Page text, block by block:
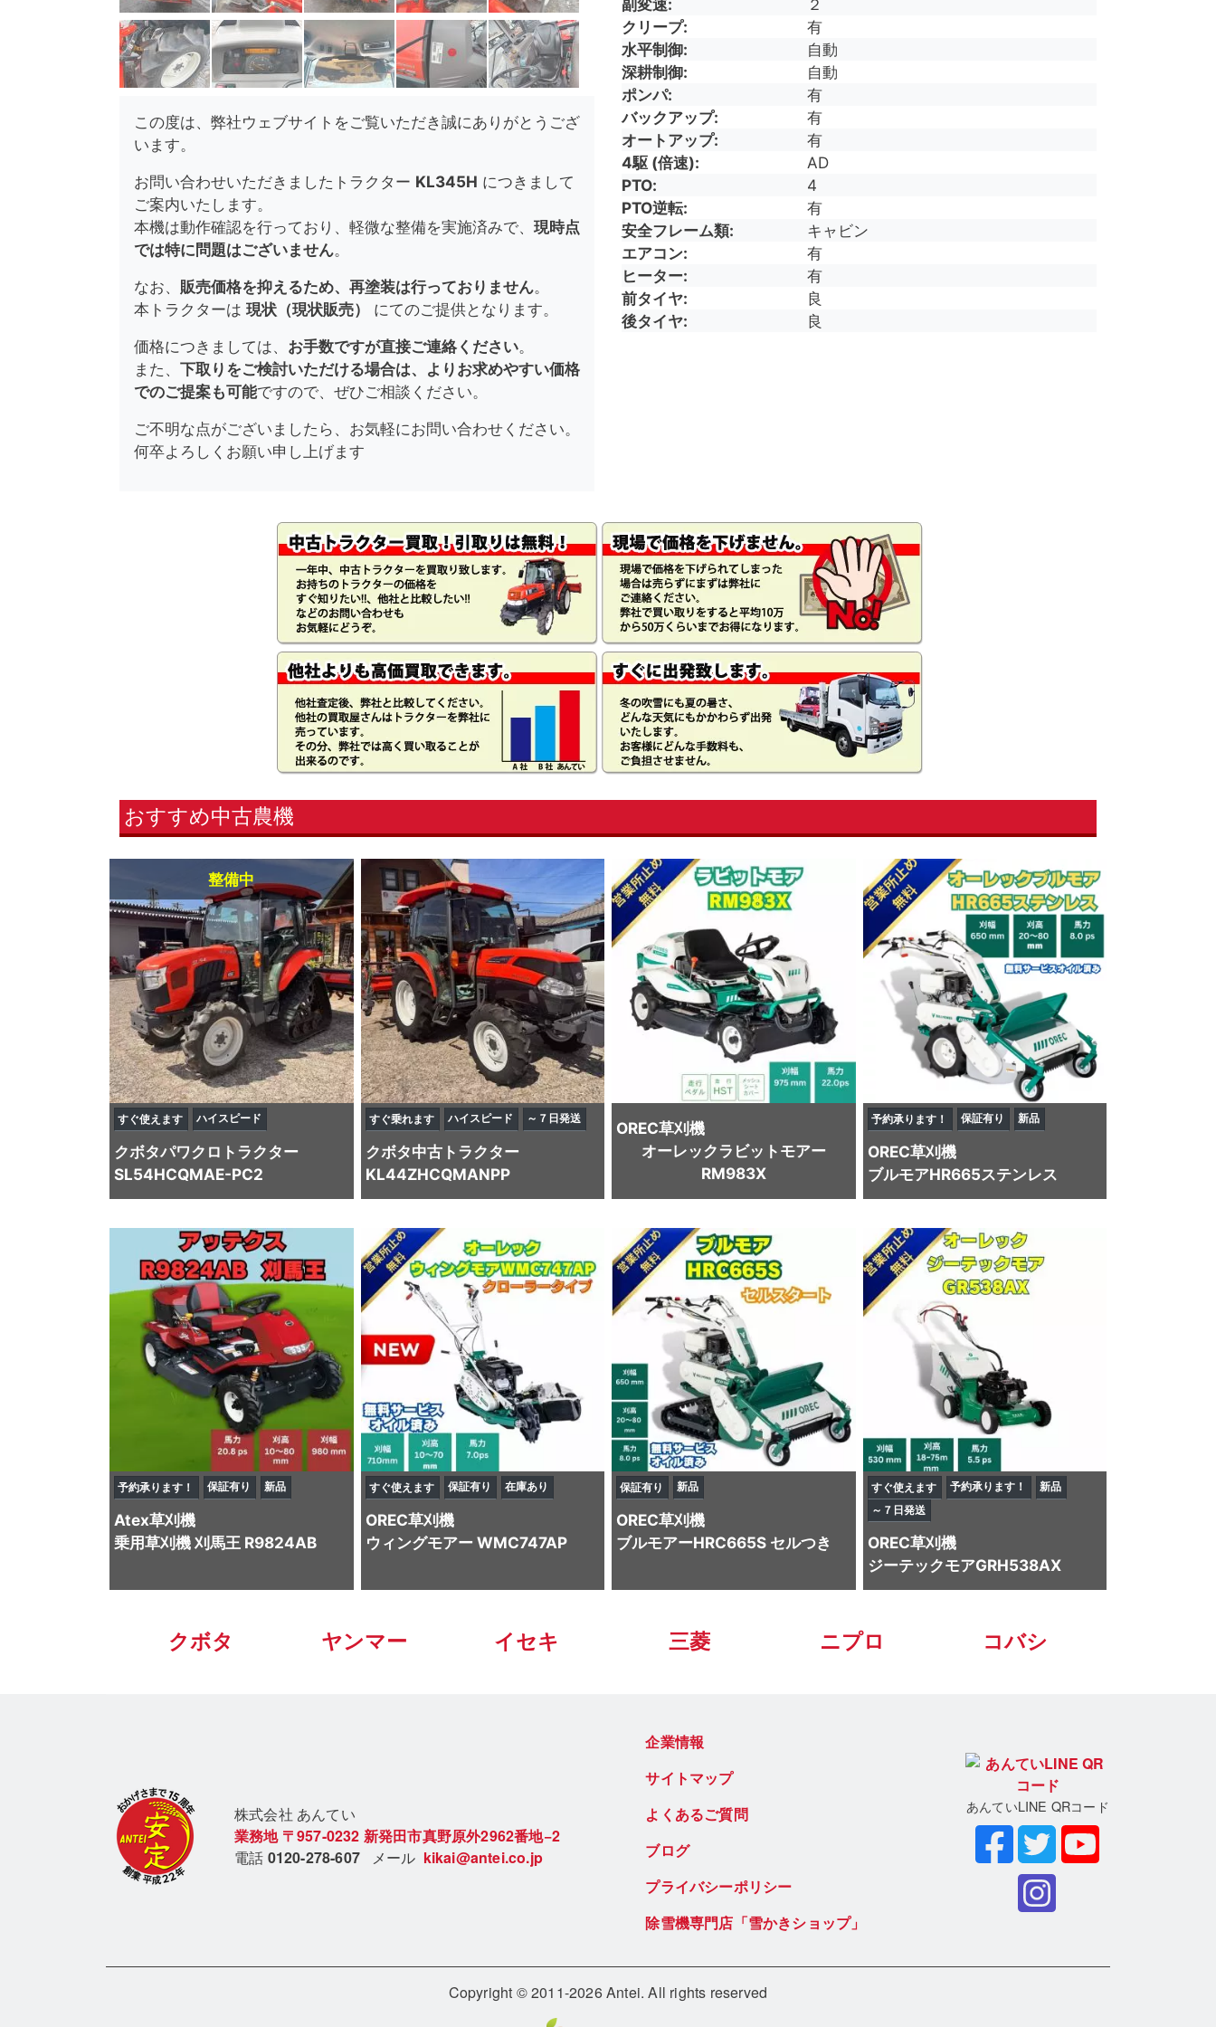
この度は、弊社ウェブサイトをご覧いただき誠にありがとうござ
います。
お問い合わせいただきましたトラクター KL345H につきまして
ご案内いたします。
本機は動作確認を行っており、軽微な整備を実施済みで、 現時点
では特に問題はございません。
なお、 販売価格を抑えるため、再塗装は行っておりません。
本トラクターは 現状（現状販売）
にてのご提供となります。
価格につきましては、 お手数ですが直接ご連絡ください。
また、 下取りをご検討いただける場合は、よりお求めやすい価格
でのご提案も可能ですので、ぜひご相談ください。
ご不明な点がございましたら、お気軽にお問い合わせください。
何卒よろしくお願い申し上げます
副変速
２
クリープ
有
水平制御
自動
深耕制御
自動
ポンパ
有
バックアップ
有
オートアップ
有
4駆 (倍速)
AD
PTO
4
PTO逆転
有
安全フレーム類
キャビン
エアコン
有
ヒーター
有
前タイヤ
良
後タイヤ
良
おすすめ中古農機
整備中
すぐ使えます ハイスピード
クボタパワクロトラクター
SL54HCQMAE-PC2
すぐ乗れます ハイスピード ～７日発送
クボタ中古トラクター
KL44ZHCQMANPP
OREC草刈機
オーレックラビットモアー
RM983X
予約承ります！ 保証有り 新品
OREC草刈機
ブルモアHR665ステンレス
予約承ります！ 保証有り 新品
Atex草刈機
乗用草刈機 刈馬王 R9824AB
すぐ使えます 保証有り 在庫あり
OREC草刈機
ウィングモアー WMC747AP
保証有り 新品
OREC草刈機
ブルモアーHRC665S セルつき
すぐ使えます 予約承ります！
新品
～７日発送
OREC草刈機
ジーテックモアGRH538AX
クボタ ヤンマー イセキ 三菱 ニプロ コバシ
株式会社 あんてい
業務地 〒957-0232 新発田市真野原外2962番地−2
電話 0120-278-607 メール kikai@antei.co.jp
企業情報
サイトマップ
よくあるご質問
ブログ
プライバシーポリシー
除雪機専門店「雪かきショップ」
あんていLINE QRコード
Copyright © 2011-2026 Antei. All rights reserved